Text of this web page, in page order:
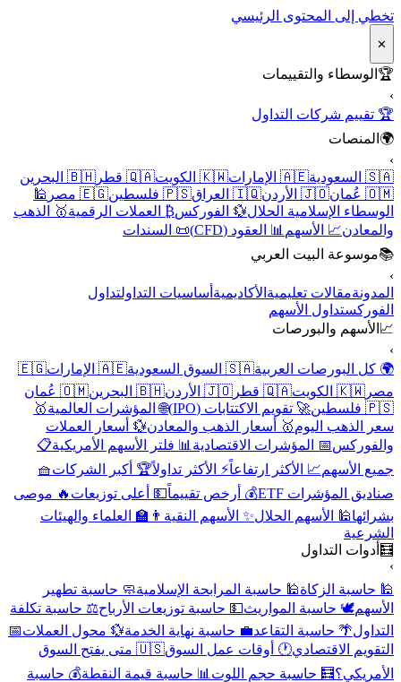
تخطي إلى المحتوى الرئيسي
✕
🏆 الوسطاء والتقييمات
›
🏆 تقييم شركات التداول
🌍 المنصات
›
🇸🇦 السعودية
🇦🇪 الإمارات 🇰🇼 الكويت 🇶🇦 قطر
🇧🇭 البحرين
🇴🇲 عُمان
🇯🇴 الأردن 🇮🇶 العراق 🇵🇸 فلسطين 🇪🇬 مصر
🕌
الوسطاء الإسلامية الحلال💱 الفوركس₿ العملات الرقمية🥇 الذهب
والمعادن📈 الأسهم 📊 العقود (CFD)
📜 السندات
📚موسوعة البيت العربي
›
المدونةمقالات تعليمية الأكاديمية أساسيات التداولتداول
الفوركستداول الأسهم
📈 الأسهم والبورصات
›
🌍 كل البورصات العربية🇸🇦 السوق السعودية 🇦🇪 الإمارات
🇪🇬
مصر 🇰🇼 الكويت 🇶🇦 قطر 🇯🇴 الأردن 🇧🇭 البحرين
🇴🇲 عُمان
🇵🇸 فلسطين
🚀 تقويم الاكتتابات (IPO) 🌐 المؤشرات العالمية🥇
سعر الذهب اليوم🥇 أسعار الذهب والمعادن💱 أسعار العملات
والفوركس📅 المؤشرات الاقتصادية 📊 فلتر الأسهم الأمريكية📋
جميع الأسهم📈 الأكثر ارتفاعاً⚡ الأكثر تداولاً🏆 أكبر الشركات🧺
صناديق المؤشرات ETF
💰 أرخص تقييماً💵 أعلى توزيعات 🔥 موصى
بشرائها🕌 الأسهم الحلال✨ الأسهم النقية 👨‍🏫 العلماء والهيئات
الشرعية
🧮 أدوات التداول
›
🕌 حاسبة الزكاة🕌 حاسبة المرابحة الإسلامية🧼 حاسبة تطهير
الأسهم🕊️ حاسبة المواريث💵 حاسبة توزيعات الأرباح⚖️ حاسبة تكلفة
التداول🌴 حاسبة التقاعد💼 حاسبة نهاية الخدمة💱 محول العملات📅
التقويم الاقتصادي🕐 أوقات عمل السوق
🇺🇸 متى يفتح السوق
الأمريكي؟🧮 حاسبة حجم اللوت 📊 حاسبة قيمة النقطة💰 حاسبة